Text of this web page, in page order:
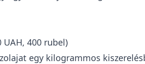
400 rubel)
egy kilogrammos